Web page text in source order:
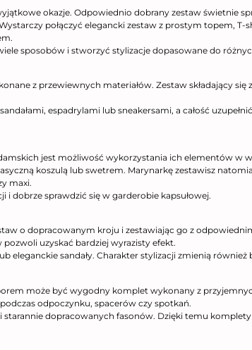
okazje. Odpowiednio dobrany zestaw świetnie
połączyć elegancki zestaw z prostym topem,
sposobów i stworzyć stylizacje dopasowane do
z przewiewnych materiałów. Zestaw składający
espadrylami lub sneakersami, a całość
jest możliwość wykorzystania ich elementów w
koszulą lub swetrem. Marynarkę zestawisz
maxi.
dobrze sprawdzić się w garderobie kapsułowej.
o dopracowanym kroju i zestawiając go z
uzyskać bardziej wyrazisty efekt.
eleganckie sandały. Charakter stylizacji zmienią
może być wygodny komplet wykonany z
odpoczynku, spacerów czy spotkań.
starannie dopracowanych fasonów. Dzięki temu